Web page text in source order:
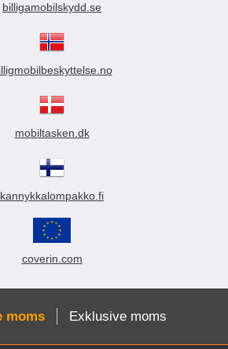
billigamobilskydd.se
mobiltasken.dk
kannykkalompakko.fi
coverin.com
moms Exklusive moms